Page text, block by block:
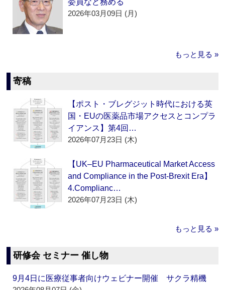
委員など務める
2026年03月09日 (月)
もっと見る »
寄稿
【ポスト・ブレグジット時代における英
国・EUの医薬品市場アクセスとコンプラ
イアンス】第4回…
2026年07月23日 (木)
【UK–EU Pharmaceutical Market Access
and Compliance in the Post-Brexit Era】
4.Complianc…
2026年07月23日 (木)
もっと見る »
研修会 セミナー 催し物
9月4日に医療従事者向けウェビナー開催 サクラ精機